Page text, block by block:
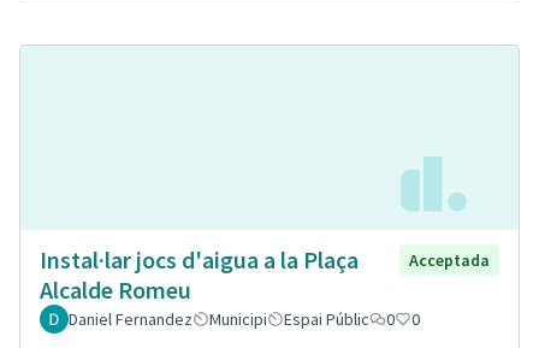
Instal·lar jocs d'aigua a la Plaça
Alcalde Romeu
Acceptada
Daniel Fernandez Municipi Espai Públic 0 0